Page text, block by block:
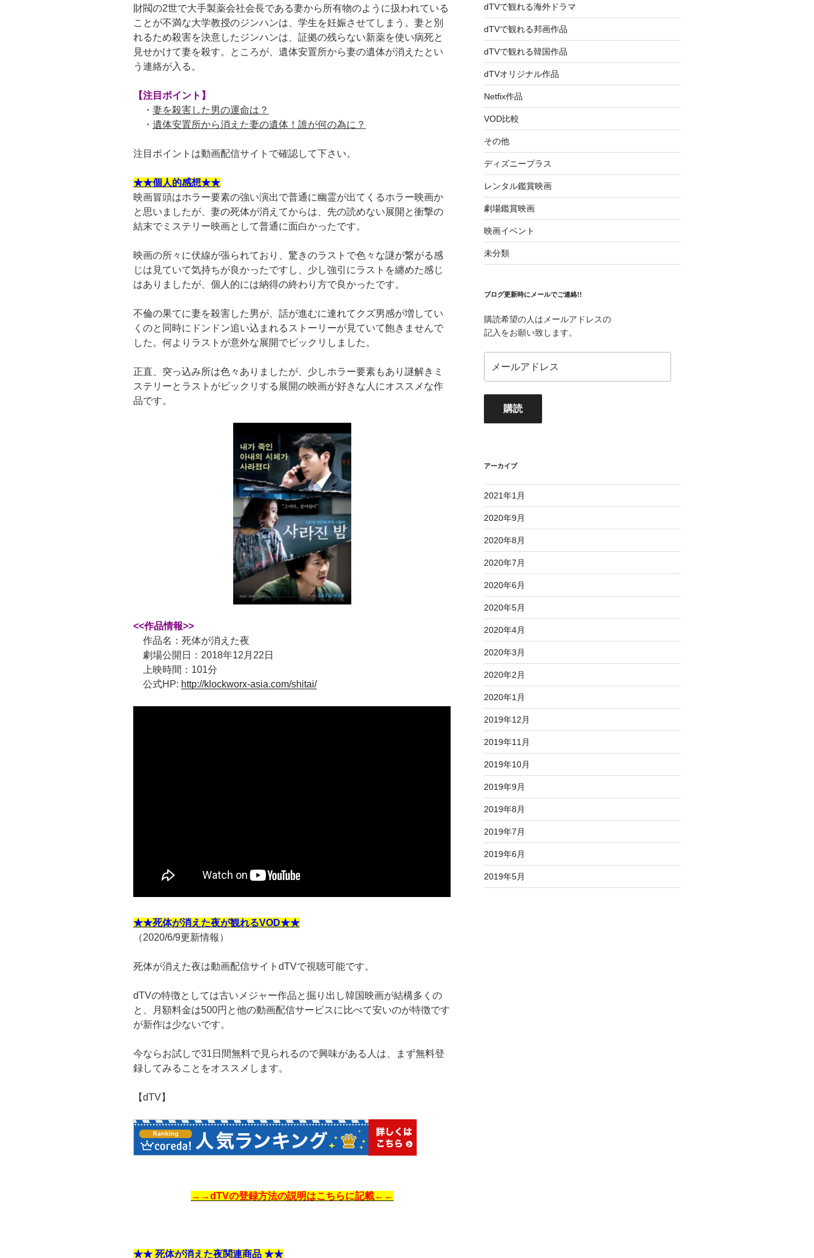
財閥の2世で大手製薬会社会長である妻から所有物のように扱われている
ことが不満な大学教授のジンハンは、学生を妊娠させてしまう。妻と別
れるため殺害を決意したジンハンは、証拠の残らない新薬を使い病死と
見せかけて妻を殺す。ところが、遺体安置所から妻の遺体が消えたとい
う連絡が入る。
【注目ポイント】
・ 妻を殺害した男の運命は？
・ 遺体安置所から消えた妻の遺体！誰が何の為に？
注目ポイントは動画配信サイトで確認して下さい。
★★個人的感想★★
映画冒頭はホラー要素の強い演出で普通に幽霊が出てくるホラー映画か
と思いましたが、妻の死体が消えてからは、先の読めない展開と衝撃の
結末でミステリー映画として普通に面白かったです。
映画の所々に伏線が張られており、驚きのラストで色々な謎が繋がる感
じは見ていて気持ちが良かったですし、少し強引にラストを纏めた感じ
はありましたが、個人的には納得の終わり方で良かったです。
不倫の果てに妻を殺害した男が、話が進むに連れてクズ男感が増してい
くのと同時にドンドン追い込まれるストーリーが見ていて飽きませんで
した。何よりラストが意外な展開でビックリしました。
正直、突っ込み所は色々ありましたが、少しホラー要素もあり謎解きミ
ステリーとラストがビックリする展開の映画が好きな人にオススメな作
品です。
<<作品情報>>
作品名：死体が消えた夜
劇場公開日：2018年12月22日
上映時間：101分
公式HP: http://klockworx-asia.com/shitai/
★★死体が消えた夜が観れるVOD★★
（2020/6/9更新情報）
死体が消えた夜は動画配信サイトdTVで視聴可能です。
dTVの特徴としては古いメジャー作品と掘り出し韓国映画が結構多くの
と、月額料金は500円と他の動画配信サービスに比べて安いのが特徴です
が新作は少ないです。
今ならお試しで31日間無料で見られるので興味がある人は、まず無料登
録してみることをオススメします。
【dTV】
→→dTVの登録方法の説明はこちらに記載←←
★★ 死体が消えた夜関連商品 ★★
dTVで観れる海外ドラマ
dTVで観れる邦画作品
dTVで観れる韓国作品
dTVオリジナル作品
Netfix作品
VOD比較
その他
ディズニープラス
レンタル鑑賞映画
劇場鑑賞映画
映画イベント
未分類
ブログ更新時にメールでご連絡!!
購読希望の人はメールアドレスの
記入をお願い致します。
ル
ア
レ
購読
アーカイブ
2021年1月
2020年9月
2020年8月
2020年7月
2020年6月
2020年5月
2020年4月
2020年3月
2020年2月
2020年1月
2019年12月
2019年11月
2019年10月
2019年9月
2019年8月
2019年7月
2019年6月
2019年5月